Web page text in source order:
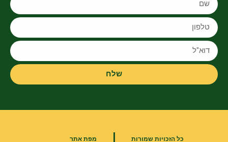
שלח
כל הזכויות שמורות | מפת אתר